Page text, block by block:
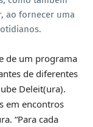
ao fornecer uma
de um programa
de diferentes
Deleit(ura).
em encontros
“Para cada